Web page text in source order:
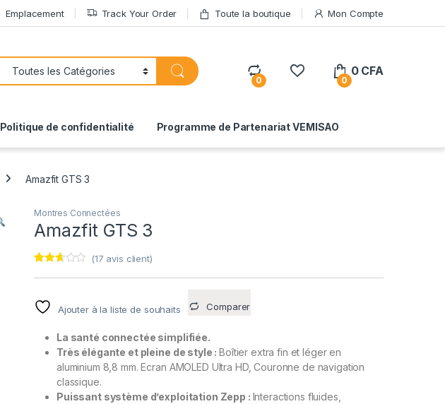
Emplacement Track Your Order Toute la boutique Mon Compte
0 0
0 CFA
Politique de confidentialité Programme de Partenariat VEMISAO
Amazfit GTS 3
Montres Connectées
Amazfit GTS 3
5
basé
notatio
ns
client
(17 avis client)
Ajouter à la liste de souhaits Comparer
La santé connectée simplifiée.
Très élégante et pleine de style :Boîtier extra fin et léger en
aluminium 8,8 mm. Ecran AMOLED Ultra HD, Couronne de navigation
classique.
Puissant système d’exploitation Zepp : Interactions fluides,